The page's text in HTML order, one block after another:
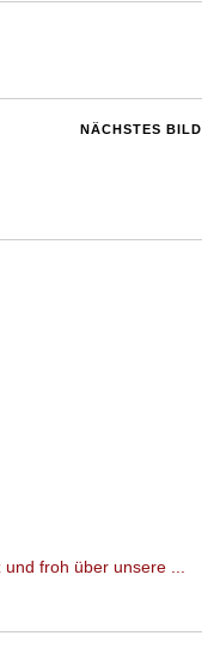
NÄCHSTES BILD
froh über unsere ...